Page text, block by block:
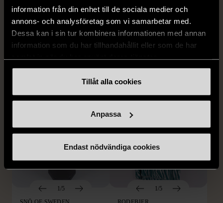
information från din enhet till de sociala medier och
annons- och analysföretag som vi samarbetar med.
Dessa kan i sin tur kombinera informationen med annan
information som du har tillhandahållit eller som de har
Tillåt alla cookies
Anpassa
Endast nödvändiga cookies
Mycket gott skick
129 kr
1/5
1/5